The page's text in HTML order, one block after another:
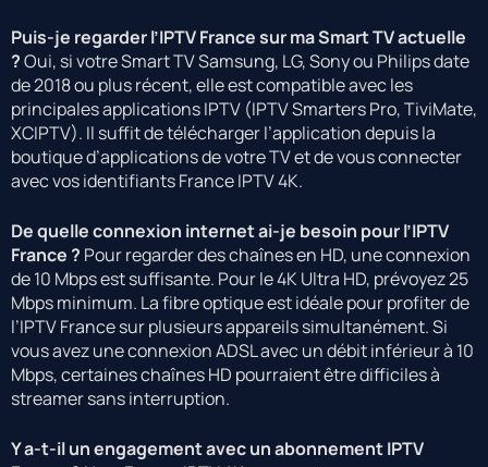
Puis-je regarder l’IPTV France sur ma Smart TV actuelle
?Oui, si votre Smart TV Samsung, LG, Sony ou Philips date
de 2018 ou plus récent, elle est compatible avec les
principales applications IPTV (IPTV Smarters Pro, TiviMate,
XCIPTV). Il suffit de télécharger l’application depuis la
boutique d’applications de votre TV et de vous connecter
avec vos identifiants France IPTV 4K.
De quelle connexion internet ai-je besoin pour l’IPTV
France ? Pour regarder des chaînes en HD, une connexion
de 10 Mbps est suffisante. Pour le 4K Ultra HD, prévoyez 25
Mbps minimum. La fibre optique est idéale pour profiter de
l’IPTV France sur plusieurs appareils simultanément. Si
vous avez une connexion ADSL avec un débit inférieur à 10
Mbps, certaines chaînes HD pourraient être difficiles à
streamer sans interruption.
Y a-t-il un engagement avec un abonnement IPTV